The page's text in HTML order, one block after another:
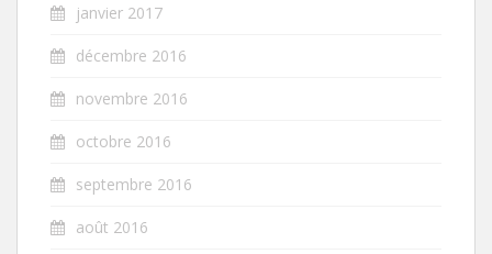
janvier 2017
décembre 2016
novembre 2016
octobre 2016
septembre 2016
août 2016